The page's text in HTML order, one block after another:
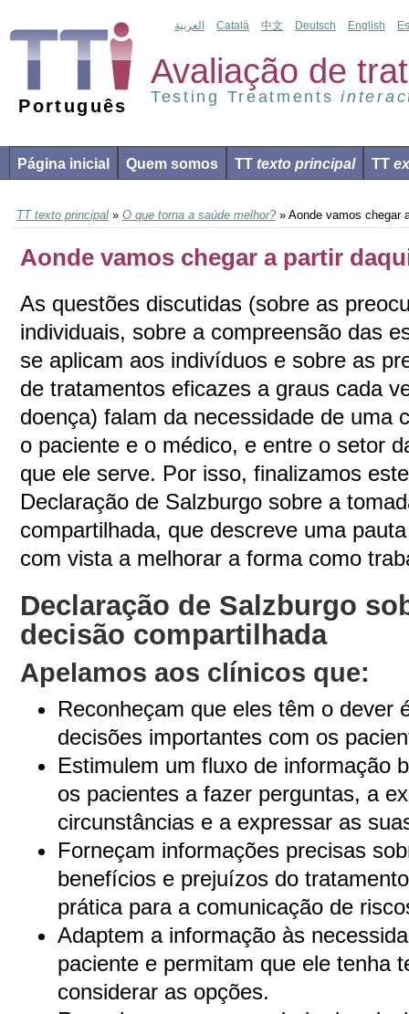
Português
Avaliação de
Testing Treatments
العربية Català 中文 Deutsch English
Página inicial Quem somos TT texto principal TT
TT texto principal » O que torna a saúde melhor? » Aonde vamos chegar
Aonde vamos chegar a partir
As questões discutidas (sobre as
individuais, sobre a compreensão das
se aplicam aos indivíduos e sobre as
de tratamentos eficazes a graus cada
doença) falam da necessidade de uma
o paciente e o médico, e entre o setor
que ele serve. Por isso, finalizamos
Declaração de Salzburgo sobre a
compartilhada, que descreve uma
com vista a melhorar a forma como
Declaração de Salzburgo
decisão compartilhada
Apelamos aos clínicos que:
Reconheçam que eles têm o dever
decisões importantes com os
Estimulem um fluxo de informação
os pacientes a fazer perguntas, a
circunstâncias e a expressar as
Forneçam informações precisas
benefícios e prejuízos do
prática para a comunicação de
Adaptem a informação às
paciente e permitam que ele tenha
considerar as opções.